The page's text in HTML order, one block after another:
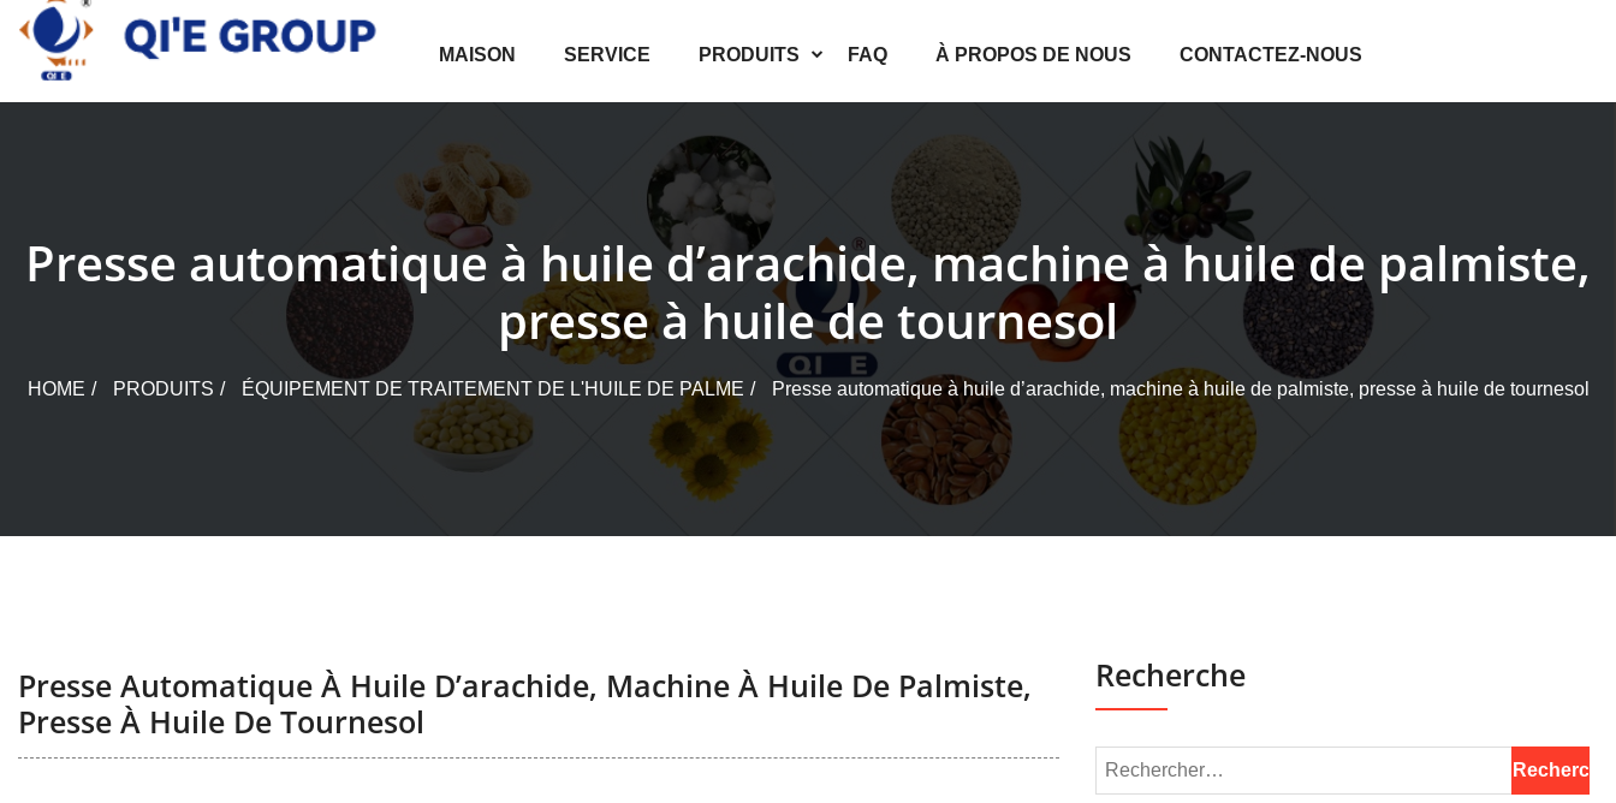
Skip
content
MAISON SERVICE PRODUITS FAQ À PROPOS DE NOUS CONTACTEZ-NOUS
Presse automatique à huile d’arachide, machine à huile de palmiste,
presse à huile de tournesol
HOME PRODUITS ÉQUIPEMENT DE TRAITEMENT DE L'HUILE DE PALME Presse automatique à huile d’arachide, machine à huile de palmiste, presse à huile de tournesol
Presse Automatique À Huile D’arachide, Machine À Huile De Palmiste,
Presse À Huile De Tournesol
Recherche